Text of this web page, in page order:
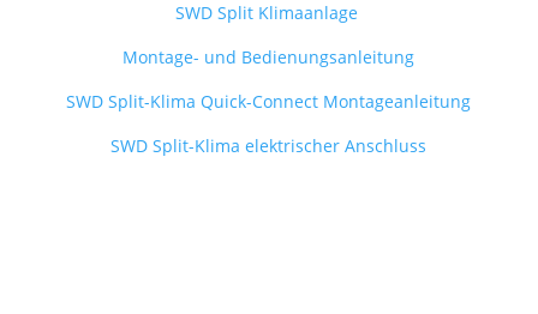
SWD Split Klimaanlage
Montage- und Bedienungsanleitung
SWD Split-Klima Quick-Connect Montageanleitung
SWD Split-Klima elektrischer Anschluss